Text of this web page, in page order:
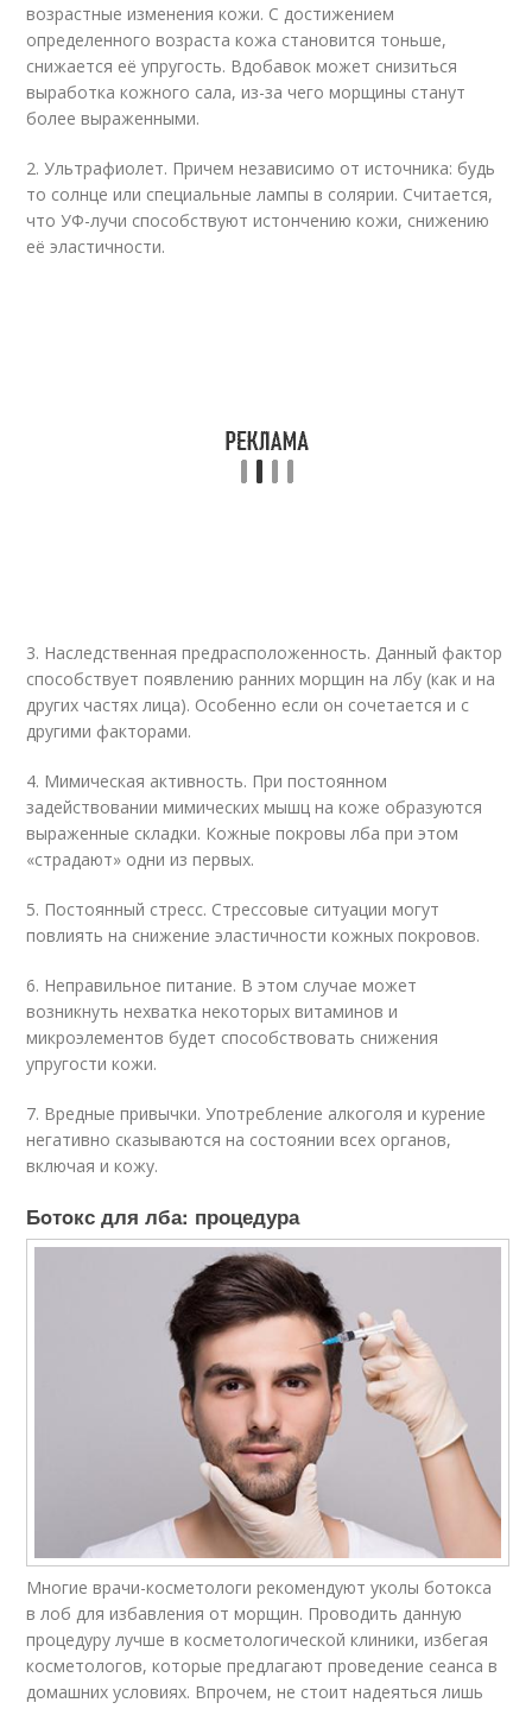
возрастные изменения кожи. С достижением
определенного возраста кожа становится тоньше,
снижается её упругость. Вдобавок может снизиться
выработка кожного сала, из-за чего морщины станут
более выраженными.
2. Ультрафиолет. Причем независимо от источника: будь
то солнце или специальные лампы в солярии. Считается,
что УФ-лучи способствуют истончению кожи, снижению
её эластичности.
3. Наследственная предрасположенность. Данный фактор
способствует появлению ранних морщин на лбу (как и на
других частях лица). Особенно если он сочетается и с
другими факторами.
4. Мимическая активность. При постоянном
задействовании мимических мышц на коже образуются
выраженные складки. Кожные покровы лба при этом
«страдают» одни из первых.
5. Постоянный стресс. Стрессовые ситуации могут
повлиять на снижение эластичности кожных покровов.
6. Неправильное питание. В этом случае может
возникнуть нехватка некоторых витаминов и
микроэлементов будет способствовать снижения
упругости кожи.
7. Вредные привычки. Употребление алкоголя и курение
негативно сказываются на состоянии всех органов,
включая и кожу.
Бoтoкс для лба: процедура
Многие врачи-косметологи рекомендуют уколы бoтoкса
в лоб для избавления от морщин. Проводить данную
процедуру лучше в косметологической клиники, избегая
косметологов, которые предлагают проведение сеанса в
домашних условиях. Впрочем, не стоит надеяться лишь